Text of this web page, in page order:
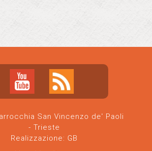
San Vincenzo de' Paoli
- Trieste
Realizzazione: GB